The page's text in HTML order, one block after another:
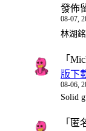
發佈
08-07,
林湖
「
版下
08-06,
Solid
「 匿